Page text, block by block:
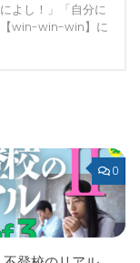
よし！」「自分に
【win-win-win】に
0